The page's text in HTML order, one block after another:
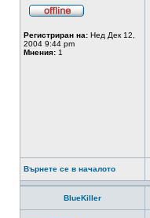
Регистриран на: Нед Дек 12,
2004 9:44 pm
Мнения: 1
Върнете се в началото
BlueKiller